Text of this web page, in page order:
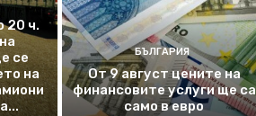
20 ч.
се
на
БЪЛГАРИЯ
От 9 август цените на
финансовите услуги ще са
само в евро